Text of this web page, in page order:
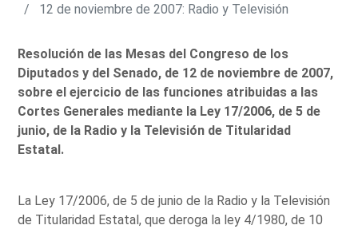
12 de noviembre de 2007: Radio y Televisión
Resolución de las Mesas del Congreso de los
Diputados y del Senado, de 12 de noviembre de 2007,
sobre el ejercicio de las funciones atribuidas a las
Cortes Generales mediante la Ley 17/2006, de 5 de
junio, de la Radio y la Televisión de Titularidad
Estatal.
La Ley 17/2006, de 5 de junio de la Radio y la Televisión
de Titularidad Estatal, que deroga la ley 4/1980, de 10